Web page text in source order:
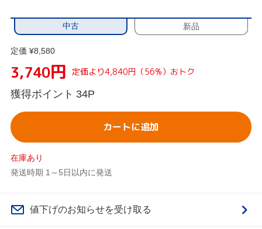
中古 新品
定価 ¥8,580
3,740円 定価より4,840円（56%）おトク
獲得ポイント 34P
カートに追加
在庫あり
発送時期 1～5日以内に発送
値下げのお知らせを受け取る